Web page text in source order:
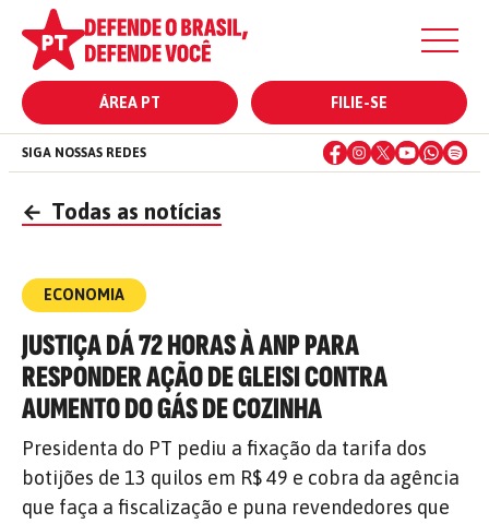
ÁREA PT FILIE-SE
SIGA NOSSAS REDES
← Todas as notícias
ECONOMIA
JUSTIÇA DÁ 72 HORAS À ANP PARA
RESPONDER AÇÃO DE GLEISI CONTRA
AUMENTO DO GÁS DE COZINHA
Presidenta do PT pediu a fixação da tarifa dos
botijões de 13 quilos em R$ 49 e cobra da agência
que faça a fiscalização e puna revendedores que